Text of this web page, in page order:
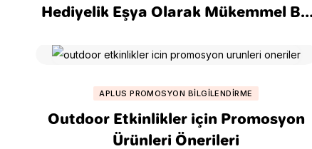
Hediyelik Eşya Olarak Mükemmel Bir
APLUS PROMOSYON BILGILENDIRME
Outdoor Etkinlikler için Promosyon
Ürünleri Önerileri